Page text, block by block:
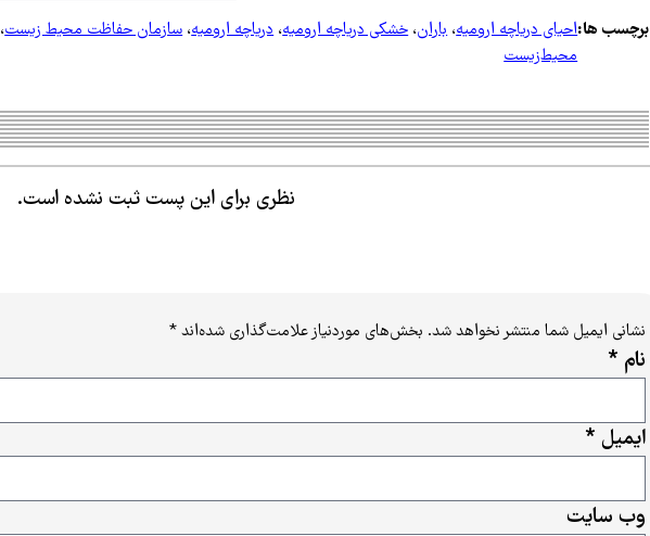
برچسب ها:احیای دریاچه ارومیه،باران،خشکی دریاچه ارومیه،دریاچه ارومیه،سازمان حفاظت محیط زیست،
محیط‌زیست
نظری برای این پست ثبت نشده است.
نشانی ایمیل شما منتشر نخواهد شد. بخش‌های موردنیاز علامت‌گذاری شده‌اند*
نام *
ایمیل *
وب‌ سایت